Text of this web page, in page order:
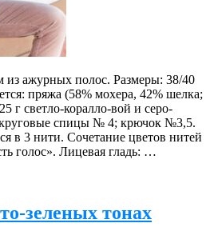
из ажурных полос. Размеры: 38/40
пряжа (58% мохера, 42% шелка;
г светло-коралло-вой и серо-
спицы № 4; крючок №3,5.
в 3 нити. Сочетание цветов нитей
голос». Лицевая гладь: …
зеленых тонах